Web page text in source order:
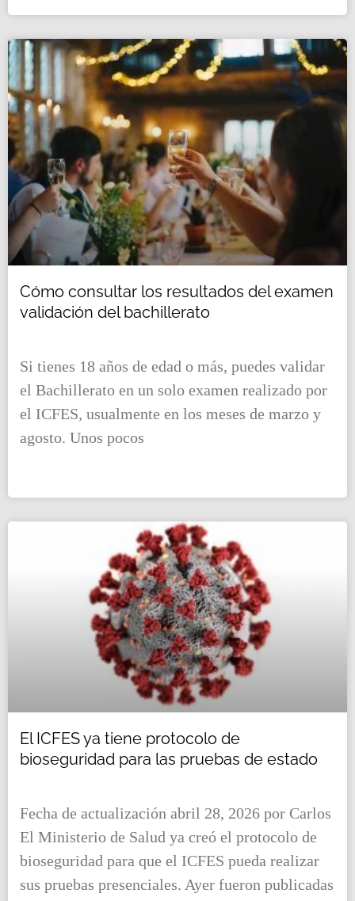
Cómo consultar los resultados del examen
validación del bachillerato
Si tienes 18 años de edad o más, puedes validar
el Bachillerato en un solo examen realizado por
el ICFES, usualmente en los meses de marzo y
agosto. Unos pocos
El ICFES ya tiene protocolo de
bioseguridad para las pruebas de estado
Fecha de actualización abril 28, 2026 por Carlos
El Ministerio de Salud ya creó el protocolo de
bioseguridad para que el ICFES pueda realizar
sus pruebas presenciales. Ayer fueron publicadas